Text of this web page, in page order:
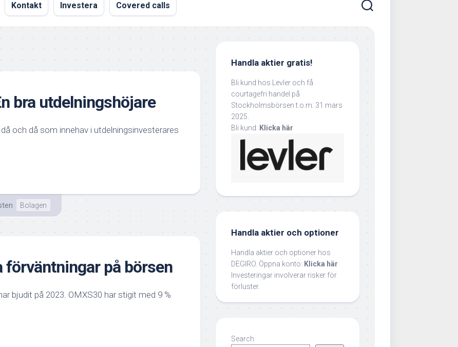
Kontakt Investera Covered calls
bra utdelningshöjare
och då som innehav i utdelningsinvesterares
Bolagen
förväntningar på börsen
bjudit på 2023. OMXS30 har stigit med 9 %
Handla aktier gratis!
Bli kund hos Levler och få
courtagefri handel på
Stockholmsbörsen t.o.m. 31 mars
2025.
Bli kund: Klicka här
Handla aktier och optioner
Handla aktier och optioner hos
DEGIRO. Öppna konto: Klicka här
Investeringar involverar risker för
förluster.
Search